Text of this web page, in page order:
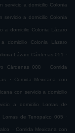
servicio a domicilio Colonia
servicio a domicilio Colonia
a domicilio Colonia Lázaro
domicilio Colonia Lázaro
Lázaro Cárdenas 051 .
Cárdenas 008 . Comida
. Comida Mexicana con
con servicio a domicilio
a domicilio Lomas de
Lomas de Tenopalco 005 .
. Comida Mexicana con